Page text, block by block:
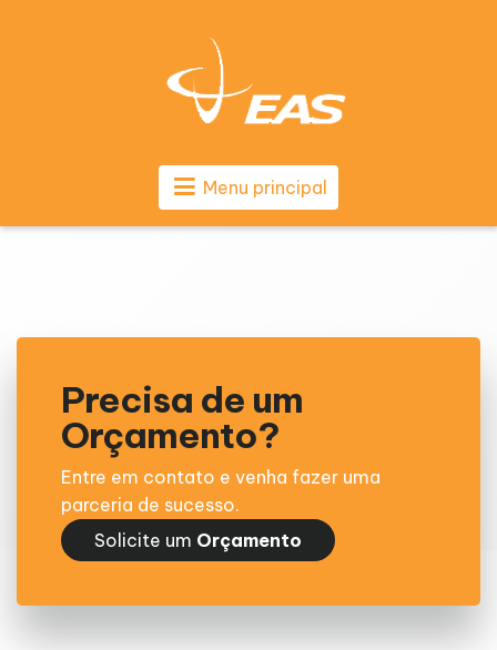
Menu principal
Precisa de um
Orçamento?
Entre em contato e venha fazer uma
parceria de sucesso.
Solicite um Orçamento